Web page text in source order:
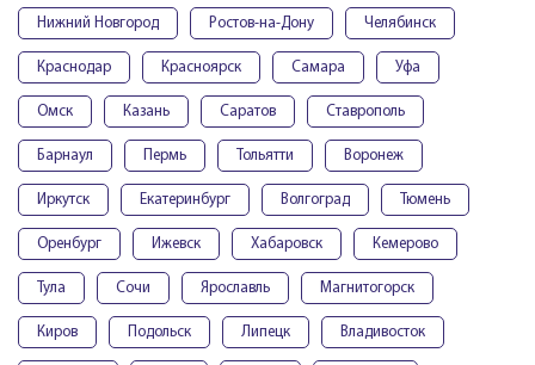
Нижний Новгород Ростов-на-Дону Челябинск
Краснодар Красноярск Самара Уфа
Омск Казань Саратов Ставрополь
Барнаул Пермь Тольятти Воронеж
Иркутск Екатеринбург Волгоград Тюмень
Оренбург Ижевск Хабаровск Кемерово
Тула Сочи Ярославль Магнитогорск
Киров Подольск Липецк Владивосток